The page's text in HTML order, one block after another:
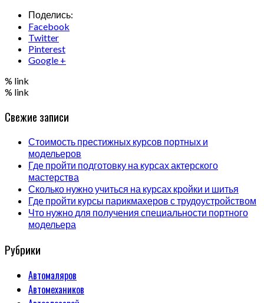
Поделись:
Facebook
Twitter
Pinterest
Google +
% link
% link
Свежие записи
Стоимость престижных курсов портных и
модельеров
Где пройти подготовку на курсах актерского
мастерства
Сколько нужно учиться на курсах кройки и шитья
Где пройти курсы парикмахеров с трудоустройством
Что нужно для получения специальности портного
модельера
Рубрики
Автомаляров
Автомехаников